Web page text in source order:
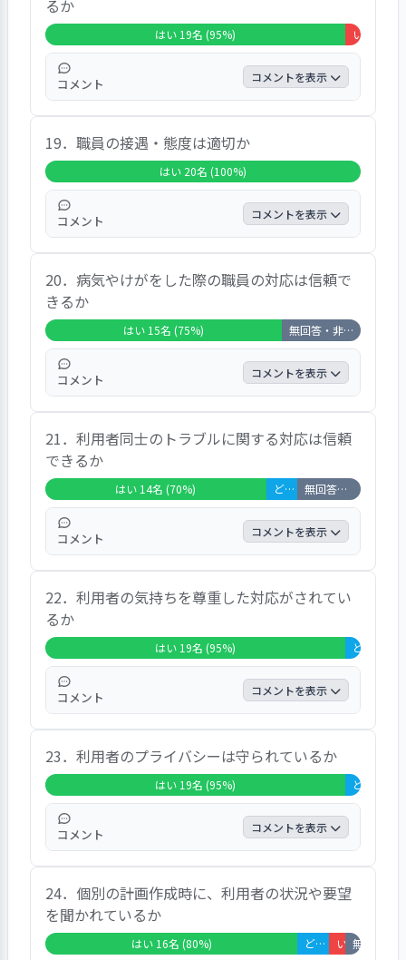
答した方が75％、「どちらともいえない」と
回答した方が20％、「いいえ」と回答した方
が5％でした。
るか
はい 19名 (95%)
コメント コメントを表示
全回答者20名のうち「事業所内の清掃、整理
整頓は行き届いている」と回答した方が
95％、「いいえ」と回答した方が5％でし
た。
19．職員の接遇・態度は適切か
はい 20名 (100%)
コメント コメントを表示
回答者20名全員が「職員の接遇・態度は適
切」と回答しています。
20．病気やけがをした際の職員の対応は信頼で
きるか
はい 15名 (75%) 無回答・非該当 5名 (25%)
コメント コメントを表示
全回答者20名のうち「病気やけがをした際の
職員の対応は信頼できる」と回答した方が
75％、「非該当」と回答した方が25％でし
た。
21．利用者同士のトラブルに関する対応は信頼
できるか
はい 14名 (70%) どちらともいえない 2名 (10%) 無回答・非該当 4名 (20%)
コメント コメントを表示
全回答者20名のうち「利用者同士のトラブル
に関する対応は信頼できる」と回答した方が
70％、「どちらともいえない」と回答した方
が10％、「非該当」と回答した方が20％で
した。
22．利用者の気持ちを尊重した対応がされてい
るか
はい 19名 (95%)
コメント コメントを表示
全回答者20名のうち「利用者の気持ちを尊重
した対応がされている」と回答した方が
95％、「どちらともいえない」と回答した方
が5％でした。
23．利用者のプライバシーは守られているか
はい 19名 (95%)
コメント コメントを表示
全回答者20名のうち「利用者のプライバシー
は守られている」と回答した方が95％、「ど
ちらともいえない」と回答した方が5％でし
た。
24．個別の計画作成時に、利用者の状況や要望
を聞かれているか
はい 16名 (80%) どちらともいえない 2名 (10%) いいえ 1名 (5%)